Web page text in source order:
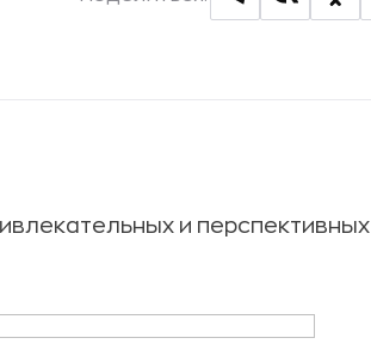
и перспективных